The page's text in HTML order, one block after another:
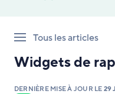
Tous les articles
Widgets de
DERNIÈRE MISE À JOUR LE 29